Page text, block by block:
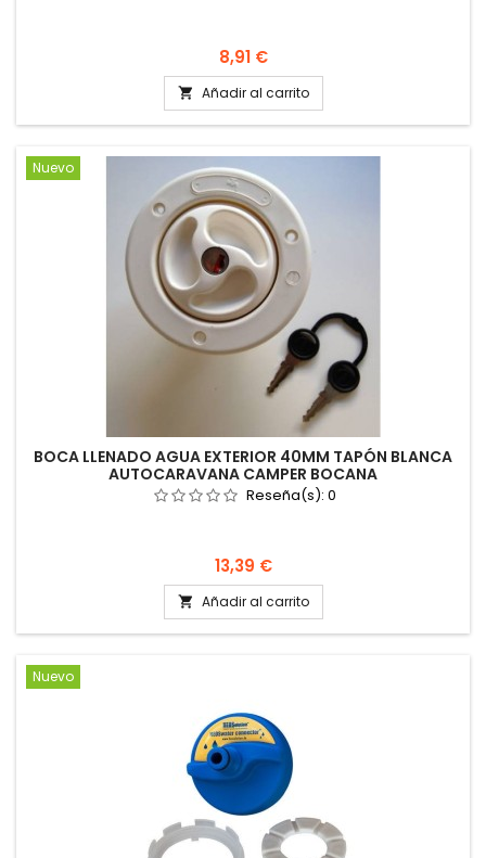
Precio
8,91 €
 Añadir al carrito
Nuevo
BOCA LLENADO AGUA EXTERIOR 40MM TAPÓN BLANCA
AUTOCARAVANA CAMPER BOCANA
Reseña(s): 0
Precio
13,39 €
 Añadir al carrito
Nuevo